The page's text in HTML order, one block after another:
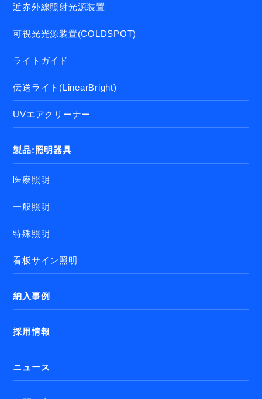
近赤外線照射光源装置
可視光光源装置(COLDSPOT)
ライトガイド
伝送ライト(LinearBright)
UVエアクリーナー
製品:照明器具
医療照明
一般照明
特殊照明
看板サイン照明
納入事例
採用情報
ニュース